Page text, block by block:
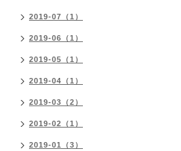
2019-07（1）
2019-06（1）
2019-05（1）
2019-04（1）
2019-03（2）
2019-02（1）
2019-01（3）